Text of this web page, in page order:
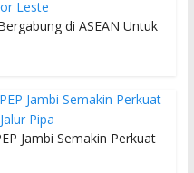
di ASEAN Untuk
Jambi Semakin Perkuat